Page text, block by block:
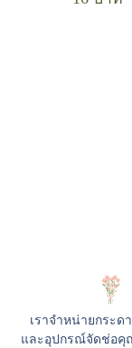
เราจำหน่ายกระด
และอุปกรณ์จัดช่อคุ